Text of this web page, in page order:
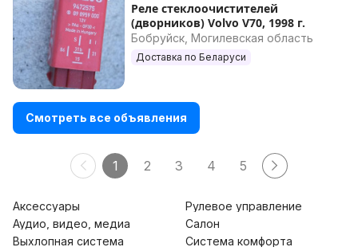
Реле стеклоочистителей
(дворников) Volvo V70, 1998 г.
Бобруйск, Могилевская область
Доставка по Беларуси
Смотреть все объявления
1 2 3 4 5
Аксессуары
Аудио, видео, медиа
Выхлопная система
Рулевое управление
Салон
Система комфорта